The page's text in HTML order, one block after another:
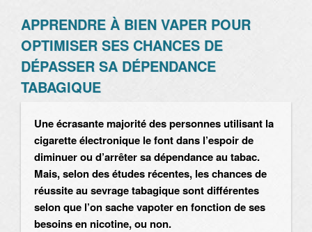
APPRENDRE À BIEN VAPER POUR
OPTIMISER SES CHANCES DE
DÉPASSER SA DÉPENDANCE
TABAGIQUE
Une écrasante majorité des personnes utilisant la
cigarette électronique le font dans l’espoir de
diminuer ou d’arrêter sa dépendance au tabac.
Mais, selon des études récentes, les chances de
réussite au sevrage tabagique sont différentes
selon que l’on sache vapoter en fonction de ses
besoins en nicotine, ou non.